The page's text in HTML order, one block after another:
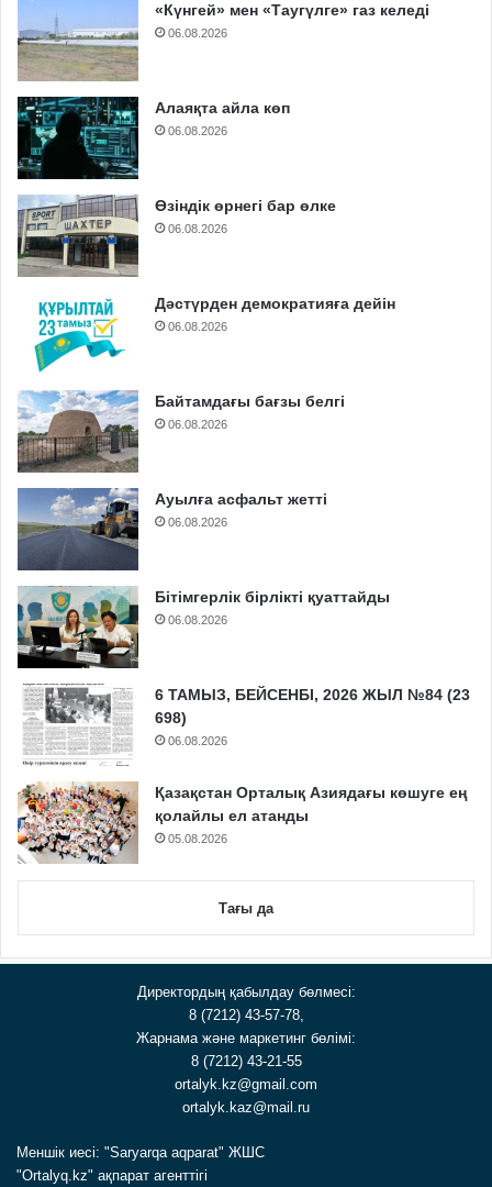
«Күнгей» мен «Таугүлге» газ келеді
06.08.2026
Алаяқта айла көп
06.08.2026
Өзіндік өрнегі бар өлке
06.08.2026
Дәстүрден демократияға дейін
06.08.2026
Байтамдағы бағзы белгі
06.08.2026
Ауылға асфальт жетті
06.08.2026
Бітімгерлік бірлікті қуаттайды
06.08.2026
6 ТАМЫЗ, БЕЙСЕНБІ, 2026 ЖЫЛ №84 (23
698)
06.08.2026
Қазақстан Орталық Азиядағы көшуге ең
қолайлы ел атанды
05.08.2026
Тағы да
Директордың қабылдау бөлмесі:
8 (7212) 43-57-78,
Жарнама және маркетинг бөлімі:
8 (7212) 43-21-55
ortalyk.kz@gmail.com
ortalyk.kaz@mail.ru
Меншік иесі: "Saryarqa aqparat" ЖШС
"Ortalyq.kz" ақпарат агенттігі